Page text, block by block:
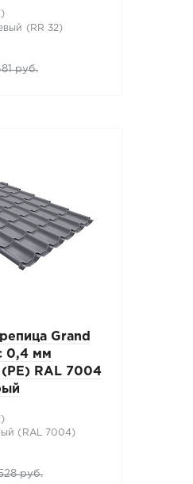
(RR 32)
руб.
Grand
0,4 мм
(PE) RAL 7004
(RAL 7004)
руб.